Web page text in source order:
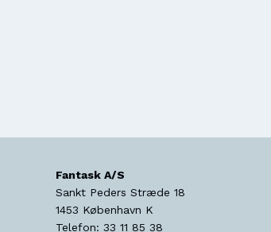
Fantask A/S
Sankt Peders Stræde 18
1453 København K
Telefon: 33 11 85 38